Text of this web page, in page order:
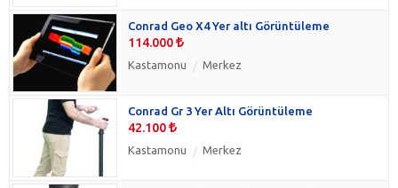
Conrad Geo X4 Yer altı Görüntüleme
114.000
Kastamonu Merkez
Conrad Gr 3 Yer Altı Görüntüleme
42.100
Kastamonu Merkez